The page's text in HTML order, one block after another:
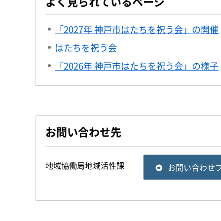
「2027年 神戸市はたちを祝う会」の開催
はたちを祝う会
「2026年 神戸市はたちを祝う会」の様子
お問い合わせ先
地域協働局地域活性課 お問い合わせ